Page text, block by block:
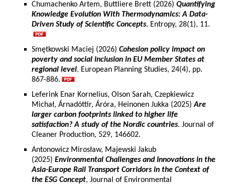
Chumachenko Artem, Buttliere Brett (2026) Quantifying
Knowledge Evolution With Thermodynamics: A Data-
Driven Study of Scientific Concepts. Entropy, 28(1), 11.
Smętkowski Maciej (2026) Cohesion policy impact on
poverty and social inclusion in EU Member States at
regional level. European Planning Studies, 24(4), pp.
867-886.
Leferink Enar Kornelius, Olson Sarah, Czepkiewicz
Michał, Árnadóttir, Áróra, Heinonen Jukka (2025)Are
larger carbon footprints linked to higher life
satisfaction? A study of the Nordic countries. Journal of
Cleaner Production, 529, 146602.
Antonowicz Mirosław, Majewski Jakub
(2025) Environmental Challenges and Innovations in the
Asia-Europe Rail Transport Corridors in the Context of
the ESG Concept, Journal of Environmental